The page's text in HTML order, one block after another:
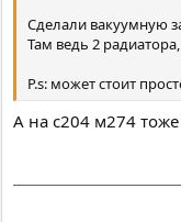
Сделали вакуумную
Там ведь 2
P.s: может стоит
А на с204 м274 тоже